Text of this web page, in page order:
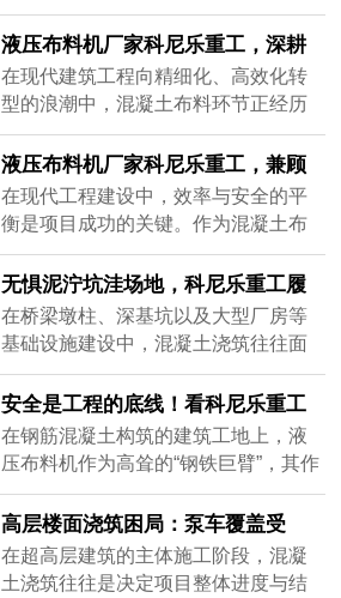
工理念存在差距。如何在保证施工效
率的同时实现低耗节能？科尼乐重工
液压布......
但混凝土浇筑始终是绕不开的"卡脖
子"难题。和陆地固定场地作业不同，
水上施工时刻受风浪、潮汐、作业范
围限制，传统方式效率低、质量差、
布料设备最合适？答案是——船载式
液压布料机。作为专为水域工况研发
的混凝......
液压布料机厂家科尼乐重工，深耕
混凝土浇筑设备研发制造多年
在现代建筑工程向精细化、高效化转
型的浪潮中，混凝土布料环节正经历
着从传统人工向机械化的深刻变革。
面对日益复杂的施工环境与多样化的
工况需求，单一的设备形态已难以满
足所有项目的期待。作为深耕混凝土
工始终将工艺研发作为企业发展的核
心引擎，依托深厚的技术积淀，精准
破解各......
液压布料机厂家科尼乐重工，兼顾
设备品质与项目定制化需求
在现代工程建设中，效率与安全的平
衡是项目成功的关键。作为混凝土布
料领域的专业制造商，科尼乐重工始
终聚焦布料技术的研发与创新，致力
于为全球客户提供高效、可靠、适配
性强的系统化解决方案。我们深知，
逻辑，因此，科尼乐重工坚持从源头
把控质量，以场景化定制为核心，深
入分析......
无惧泥泞坑洼场地，科尼乐重工履
带式液压布料机高效浇筑解决方案
在桥梁墩柱、深基坑以及大型厂房等
基础设施建设中，混凝土浇筑往往面
临着严峻的地面环境考验。传统的轮
式设备在未硬化的泥泞、碎石或坑洼
路面上寸步难行，频繁陷入瘫痪；而
依赖人工拖拽泵管不仅耗时耗力，还
工程进度。面对这一复杂工况痛点，
科尼乐重工履带式液压布料机凭借卓
越的底......
安全是工程的底线！看科尼乐重工
液压布料机如何用冗余设计护航施
工
在钢筋混凝土构筑的建筑工地上，液
压布料机作为高耸的“钢铁巨臂”，其作
业安全始终是项目管理的重中之重。
面对高空作业、重载输送以及复杂多
变的现场环境，任何微小的机械隐患
都可能引发连锁反应。科尼乐重工深
高层楼面浇筑困局：泵车覆盖受
限，液压布料机提供全新施工思路
在超高层建筑的主体施工阶段，混凝
土浇筑往往是决定项目整体进度与结